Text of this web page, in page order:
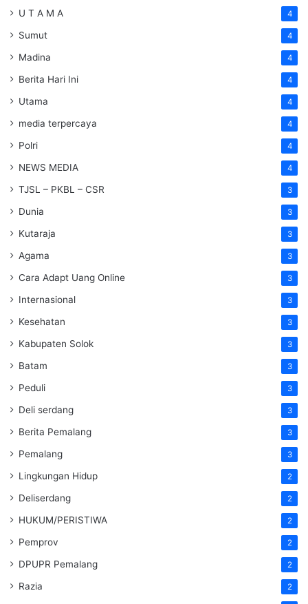
U T A M A 4
Sumut 4
Madina 4
Berita Hari Ini 4
Utama 4
media terpercaya 4
Polri 4
NEWS MEDIA 4
TJSL – PKBL – CSR 3
Dunia 3
Kutaraja 3
Agama 3
Cara Adapt Uang Online 3
Internasional 3
Kesehatan 3
Kabupaten Solok 3
Batam 3
Peduli 3
Deli serdang 3
Berita Pemalang 3
Pemalang 3
Lingkungan Hidup 2
Deliserdang 2
HUKUM/PERISTIWA 2
Pemprov 2
DPUPR Pemalang 2
Razia 2